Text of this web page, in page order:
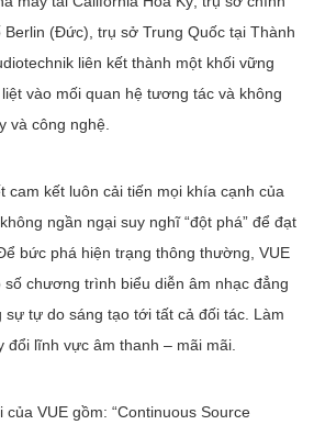
(Đức), trụ sở Trung Quốc tại Thành
liên kết thành một khối vững
vào mối quan hệ tương tác và không
và công nghệ.
cam kết luôn cải tiến mọi khía cạnh của
ngần ngại suy nghĩ “đột phá” để đạt
bức phá hiện trạng thông thường, VUE
chương trình biểu diễn âm nhạc đẳng
tự do sáng tạo tới tất cả đối tác. Làm
đổi lĩnh vực âm thanh – mãi mãi.
VUE gồm: “Continuous Source